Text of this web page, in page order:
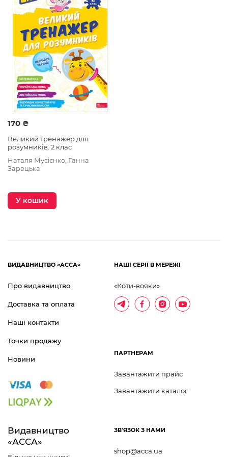
теми зі шкільної програми та малювати, шукати
вихід з лабіринту, розгадувати логічні загадки та
шифрувальники.
170 ₴
Великий тренажер для
розумників. 2 клас
Наталя Мусієнко, Ганна
Зарецька
У кошик
Видавництво
«АССА»
ЗВ'ЯЗОК З НАМИ
shop@acca.ua
ВИДАВНИЦТВО «АССА»
Про видавництво
Доставка та оплата
Наші контакти
Точки продажу
Новини
НАШІ СЕРІЇ В МЕРЕЖІ
«Коти-вояки»
ПАРТНЕРАМ
Завантажити прайс
Завантажити каталог